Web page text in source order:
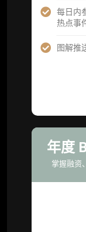
每日内
热点事
图解推
年度
掌握融资
企业多
服)
提供
据集
为可
定制化
后，
研究，
及研究
提前